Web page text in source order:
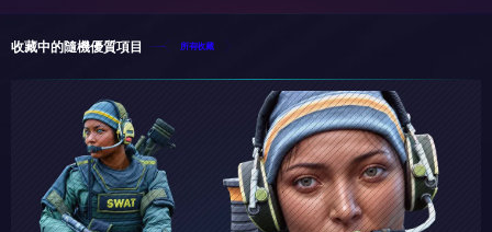
收藏中的隨機優質項目 所有收藏